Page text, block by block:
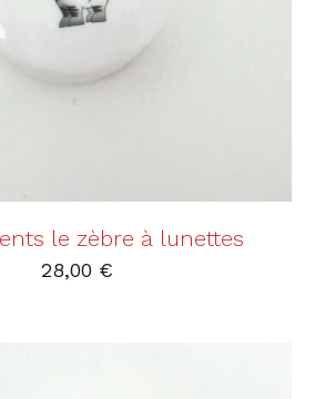
le zèbre à lunettes
28,00 €